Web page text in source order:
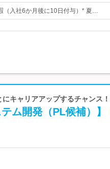
（入社6か月後に10日付与）* 夏…
キャリアアップするチャンス！
ム開発（PL候補）】